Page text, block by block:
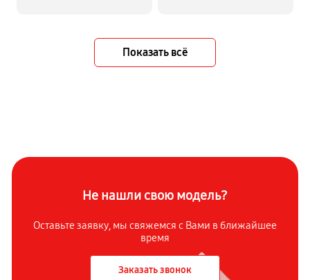
Показать всё
Не нашли свою модель?
Оставьте заявку, мы свяжемся с Вами в ближайшее
время
Заказать звонок